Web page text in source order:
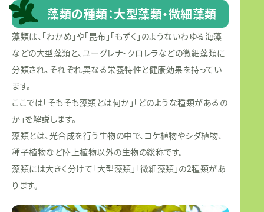
藻類の種類：大型藻類・微細藻類
藻類は、「わかめ」や「昆布」「もずく」のようないわゆる海藻
などの大型藻類と、ユーグレナ・クロレラなどの微細藻類に
分類され、それぞれ異なる栄養特性と健康効果を持ってい
ます。
ここでは「そもそも藻類とは何か」「どのような種類があるの
か」を解説します。
藻類とは、光合成を行う生物の中で、コケ植物やシダ植物、
種子植物など陸上植物以外の生物の総称です。
藻類には大きく分けて「大型藻類」「微細藻類」の2種類があ
ります。